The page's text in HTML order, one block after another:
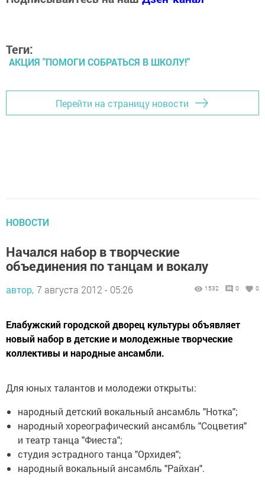
Теги:
АКЦИЯ "ПОМОГИ СОБРАТЬСЯ В ШКОЛУ!"
Перейти на страницу новости
НОВОСТИ
Начался набор в творческие
объединения по танцам и вокалу
автор, 7 августа 2012 - 05:26 1532 0 0
Елабужский городской дворец культуры объявляет
новый набор в детские и молодежные творческие
коллективы и народные ансамбли.
Для юных талантов и молодежи открыты:
народный детский вокальный ансамбль "Нотка";
народный хореографический ансамбль "Соцветия"
и театр танца "Фиеста";
студия эстрадного танца "Орхидея";
народный вокальный ансамбль "Райхан".